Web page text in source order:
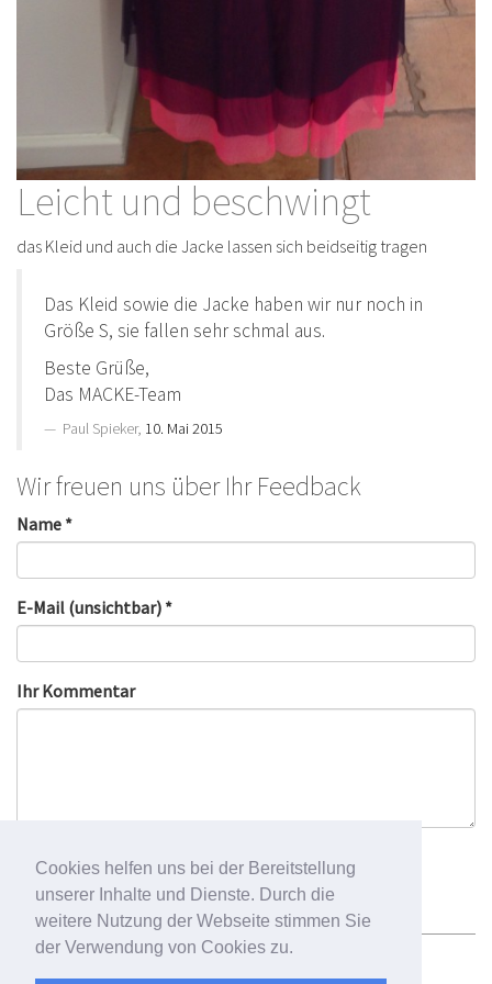
Cookies helfen uns bei der Bereitstellung
unserer Inhalte und Dienste. Durch die
weitere Nutzung der Webseite stimmen Sie
der Verwendung von Cookies zu.
Leicht und beschwingt
das Kleid und auch die Jacke lassen sich beidseitig tragen
Das Kleid sowie die Jacke haben wir nur noch in
Größe S, sie fallen sehr schmal aus.
Beste Grüße,
Das MACKE-Team
Paul Spieker, 10. Mai 2015
Wir freuen uns über Ihr Feedback
Name *
E-Mail (unsichtbar) *
Ihr Kommentar